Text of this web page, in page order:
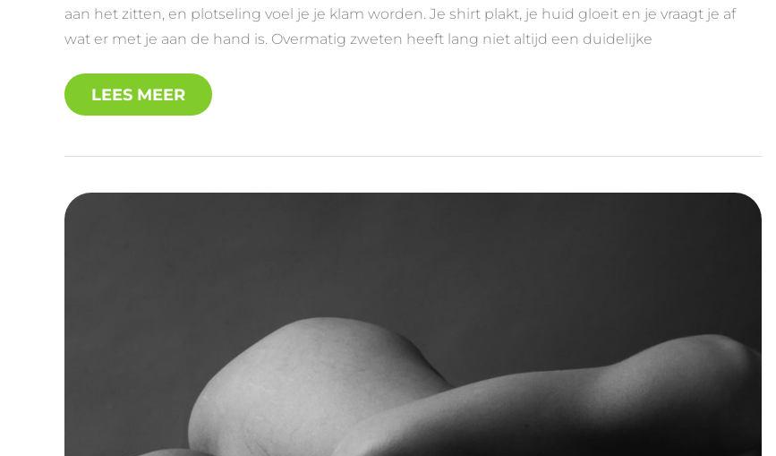
aan het zitten, en plotseling voel je je klam worden. Je shirt plakt, je huid gloeit en je vraagt je af
wat er met je aan de hand is. Overmatig zweten heeft lang niet altijd een duidelijke
LEES MEER